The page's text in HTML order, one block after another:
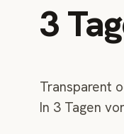
3
Transparent
In 3 Tagen